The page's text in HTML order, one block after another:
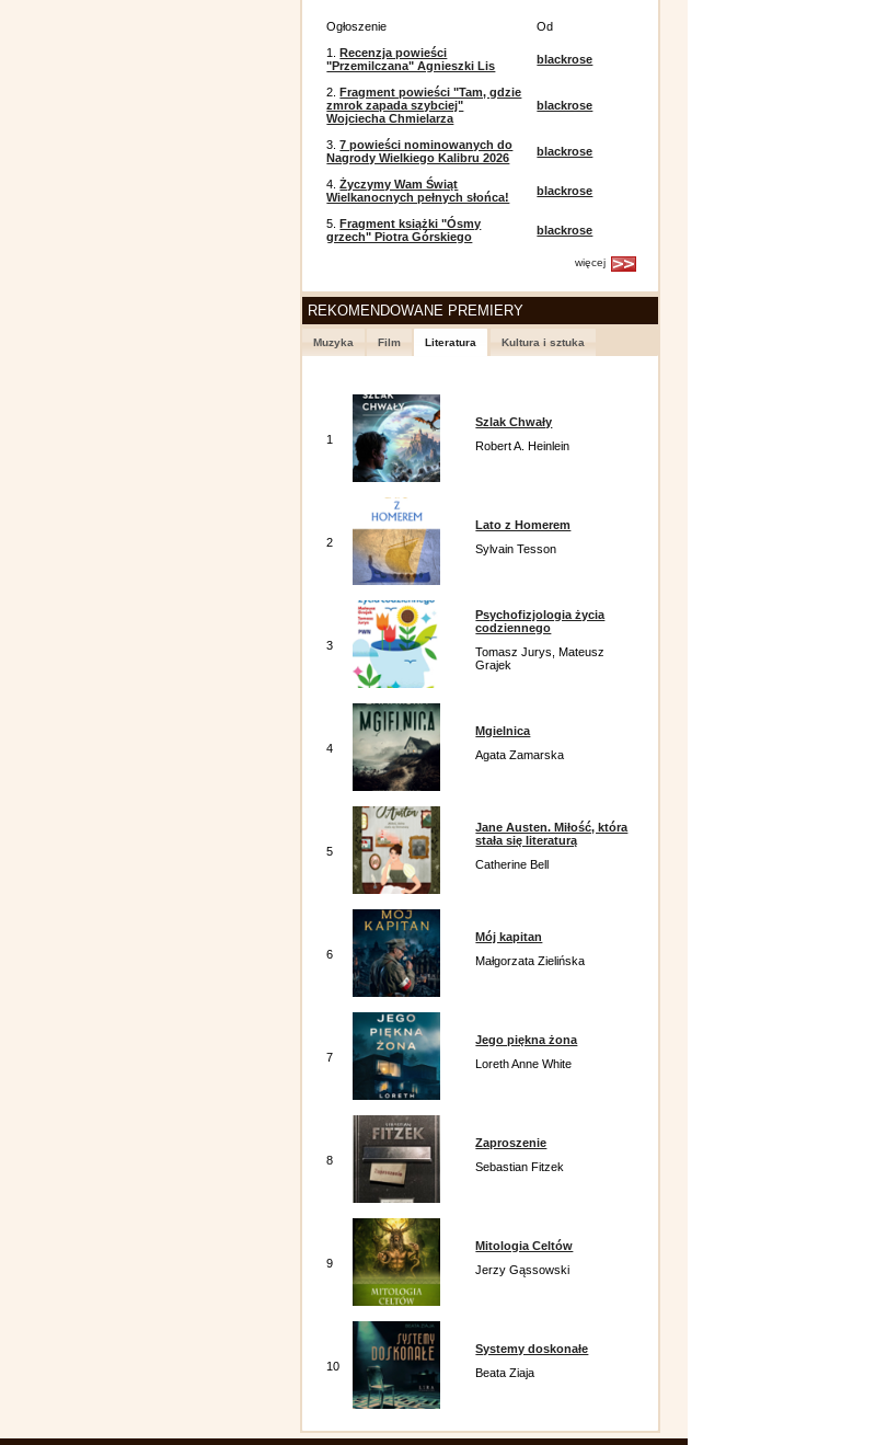
Ogłoszenie
Od
1.Recenzja powieści
"Przemilczana" Agnieszki Lis
blackrose
2.Fragment powieści "Tam, gdzie
zmrok zapada szybciej"
Wojciecha Chmielarza
blackrose
3.7 powieści nominowanych do
Nagrody Wielkiego Kalibru 2026
blackrose
4.Życzymy Wam Świąt
Wielkanocnych pełnych słońca!
blackrose
5.Fragment książki "Ósmy
grzech" Piotra Górskiego
blackrose
więcej
REKOMENDOWANE PREMIERY
Muzyka Film Literatura Kultura i sztuka
1
Szlak Chwały
Robert A. Heinlein
2
Lato z Homerem
Sylvain Tesson
3
Psychofizjologia życia
codziennego
Tomasz Jurys, Mateusz
Grajek
4
Mgielnica
Agata Zamarska
5
Jane Austen. Miłość, która
stała się literaturą
Catherine Bell
6
Mój kapitan
Małgorzata Zielińska
7
Jego piękna żona
Loreth Anne White
8
Zaproszenie
Sebastian Fitzek
9
Mitologia Celtów
Jerzy Gąssowski
10
Systemy doskonałe
Beata Ziaja